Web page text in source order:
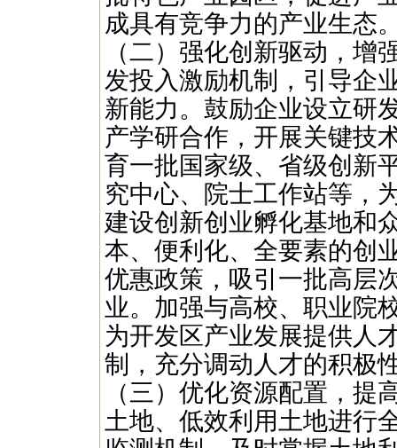
成具有竞争力的产业生态
（二）强化创新驱动，增
发投入激励机制，引导企
新能力。鼓励企业设立研
产学研合作，开展关键技
育一批国家级、省级创新
究中心、院士工作站等，
建设创新创业孵化基地和
本、便利化、全要素的创
优惠政策，吸引一批高层
业。加强与高校、职业院
为开发区产业发展提供人
制，充分调动人才的积极
（三）优化资源配置，提
土地、低效利用土地进行